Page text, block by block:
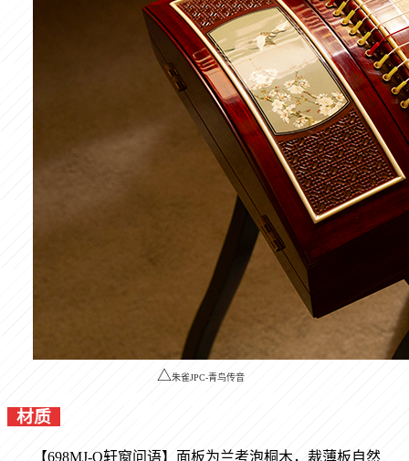
△朱雀JPC-青鸟传音
材质
【698MJ-Q轩窗问语】面板为兰考泡桐木，裁薄板自然